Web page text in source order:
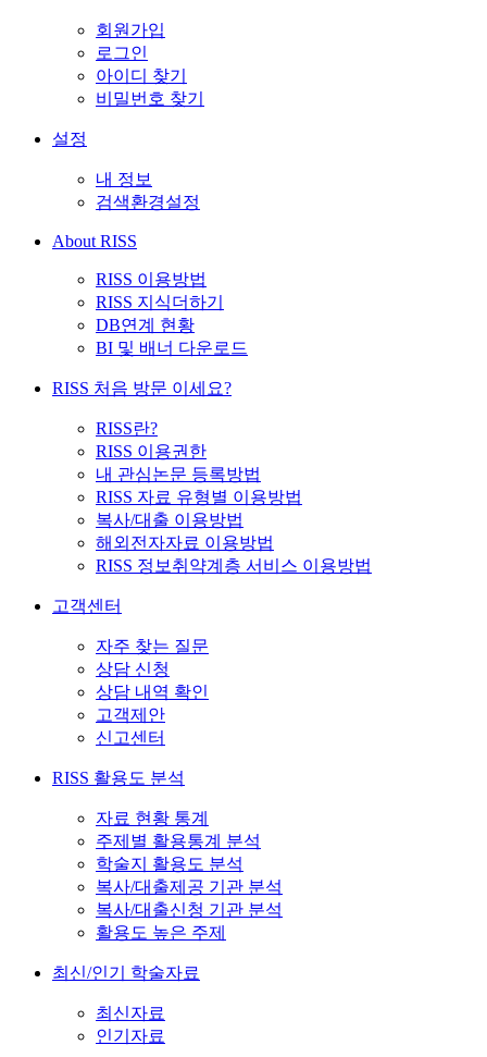
회원가입
로그인
아이디 찾기
비밀번호 찾기
설정
내 정보
검색환경설정
About RISS
RISS 이용방법
RISS 지식더하기
DB연계 현황
BI 및 배너 다운로드
RISS 처음 방문 이세요?
RISS란?
RISS 이용권한
내 관심논문 등록방법
RISS 자료 유형별 이용방법
복사/대출 이용방법
해외전자자료 이용방법
RISS 정보취약계층 서비스 이용방법
고객센터
자주 찾는 질문
상담 신청
상담 내역 확인
고객제안
신고센터
RISS 활용도 분석
자료 현황 통계
주제별 활용통계 분석
학술지 활용도 분석
복사/대출제공 기관 분석
복사/대출신청 기관 분석
활용도 높은 주제
최신/인기 학술자료
최신자료
인기자료